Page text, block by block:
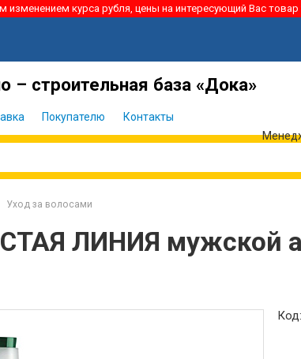
изменением курса рубля, цены на интересующий Вас
– строительная база «Дока»
Покупателю Контакты
Уход за волосами
ЛИНИЯ мужской